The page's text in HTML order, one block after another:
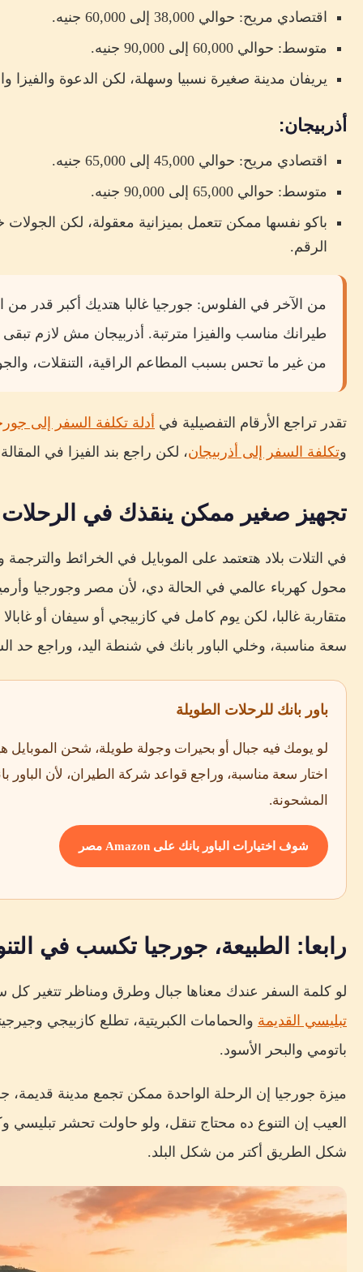
اقتصادي مريح: حوالي 38,000 إلى 60,000 جنيه.
متوسط: حوالي 60,000 إلى 90,000 جنيه.
يريفان مدينة صغيرة نسبيا وسهلة، لكن الدعوة
أذربيجان:
اقتصادي مريح: حوالي 45,000 إلى 65,000 جنيه.
متوسط: حوالي 65,000 إلى 90,000 جنيه.
باكو نفسها ممكن تتعمل بميزانية معقولة، لكن
الرقم.
من الآخر في الفلوس: جورجيا غالبا هتديك أكبر قدر من
طيرانك مناسب والفيزا مترتبة. أذربيجان مش لازم
من غير ما تحس بسبب المطاعم الراقية، التنقلات،
تقدر تراجع الأرقام التفصيلية في أدلة تكلفة السفر إلى
وتكلفة السفر إلى أذربيجان، لكن راجع بند الفيزا في
تجهيز صغير ممكن ينقذك في الرحلات
في التلات بلاد هتعتمد على الموبايل في الخرائط
محول كهرباء عالمي في الحالة دي، لأن مصر وجورجيا
متقاربة غالبا، لكن يوم كامل في كازبيجي أو سيفان أو
سعة مناسبة، وخلي الباور بانك في شنطة اليد، وراجع
باور بانك للرحلات الطويلة
لو يومك فيه جبال أو بحيرات وجولة طويلة، شحن الموبايل
اختار سعة مناسبة، وراجع قواعد شركة الطيران، لأن
المشحونة.
شوف اختيارات الباور بانك على Amazon مصر
رابعا: الطبيعة، جورجيا تكسب في
لو كلمة السفر عندك معناها جبال وطرق ومناظر تتغير كل
تبليسي القديمة والحمامات الكبريتية، تطلع كازبيجي
باتومي والبحر الأسود.
ميزة جورجيا إن الرحلة الواحدة ممكن تجمع مدينة
العيب إن التنوع ده محتاج تنقل، ولو حاولت تحشر
شكل الطريق أكتر من شكل البلد.